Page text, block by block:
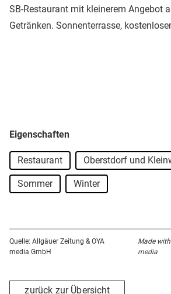
SB-Restaurant mit kleinerem Angebot
Getränken. Sonnenterrasse,
Eigenschaften
Restaurant Oberstdorf und
Sommer Winter
Quelle: Allgäuer Zeitung & OYA
media GmbH
Made
media
zurück zur Übersicht